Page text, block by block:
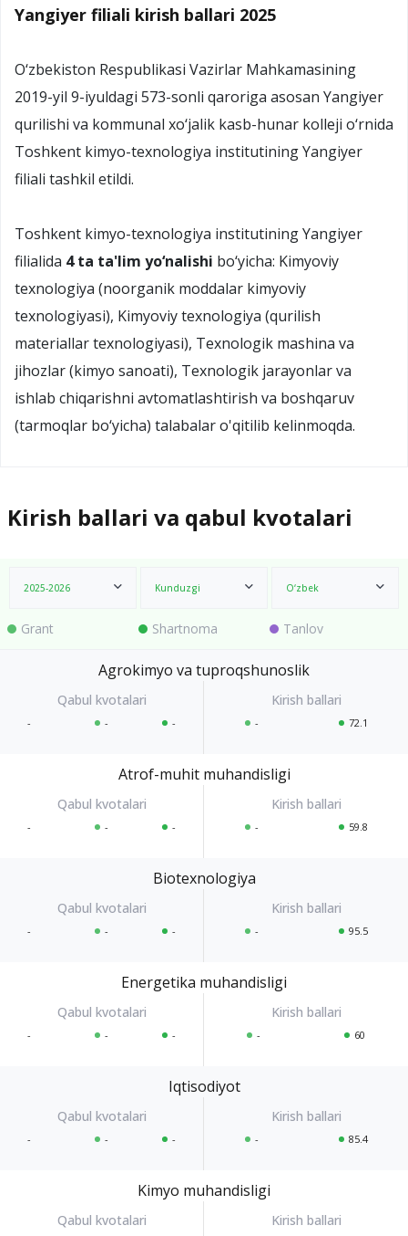
Yangiyer filiali kirish ballari 2025
O‘zbekiston Respublikasi Vazirlar Mahkamasining
2019-yil 9-iyuldagi 573-sonli qaroriga asosan Yangiyer
qurilishi va kommunal xo‘jalik kasb-hunar kolleji o‘rnida
Toshkent kimyo-texnologiya institutining Yangiyer
filiali tashkil etildi.
Toshkent kimyo-texnologiya institutining Yangiyer
filialida 4 ta ta'lim yo‘nalishi bo‘yicha: Kimyoviy
texnologiya (noorganik moddalar kimyoviy
texnologiyasi), Kimyoviy texnologiya (qurilish
materiallar texnologiyasi), Texnologik mashina va
jihozlar (kimyo sanoati), Texnologik jarayonlar va
ishlab chiqarishni avtomatlashtirish va boshqaruv
(tarmoqlar bo‘yicha) talabalar o'qitilib kelinmoqda.
Kirish ballari va qabul kvotalari
2025-2026 Kunduzgi O‘zbek
Grant Shartnoma Tanlov
Agrokimyo va tuproqshunoslik
- - - - 72.1
Atrof-muhit muhandisligi
- - - - 59.8
Biotexnologiya
- - - - 95.5
Energetika muhandisligi
- - - - 60
Iqtisodiyot
- - - - 85.4
Kimyo muhandisligi